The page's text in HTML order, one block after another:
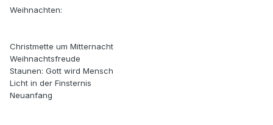
Weihnachten:
Christmette um Mitternacht
Weihnachtsfreude
Staunen: Gott wird Mensch
Licht in der Finsternis
Neuanfang